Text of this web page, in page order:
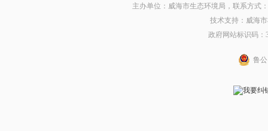
主办单位：威海市生态环境局，联系方式
技术支持：威海
政府网站标识码：
鲁公